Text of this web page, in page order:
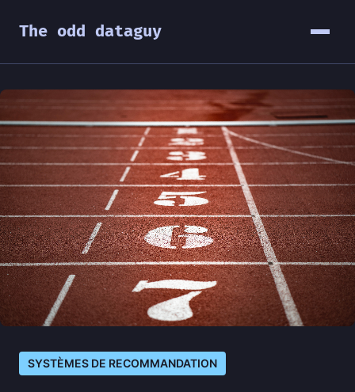
The odd dataguy
SYSTÈMES DE RECOMMANDATION